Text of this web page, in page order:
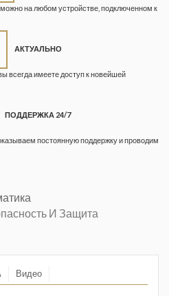
на любом устройстве, подключенном к
АКТУАЛЬНО
всегда имеете доступ к новейшей
ПОДДЕРЖКА 24/7
постоянную поддержку и проводим
И Защита
Видео
Горнопромышленные ведомости
Кузбасса. Информационный
безопасность»
Информационный бюллетень
Информация и космос
Маркшейдерский вестник